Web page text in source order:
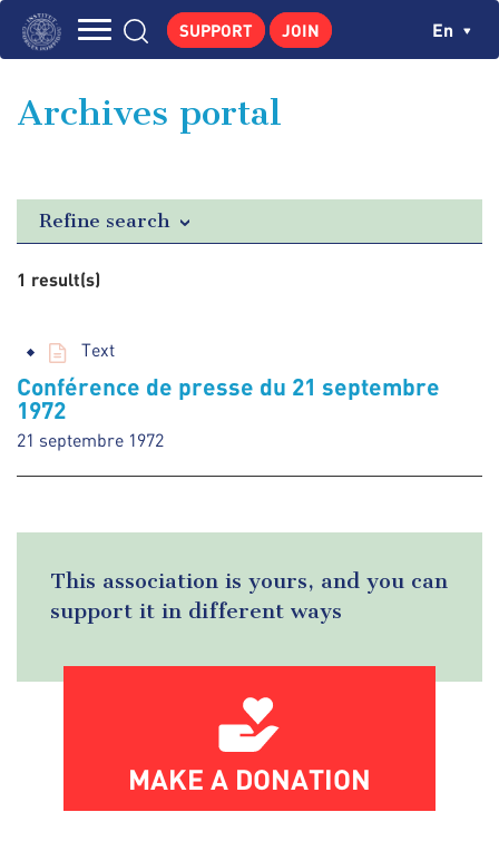
Skip
principale
GEORGES POMPIDOU
PUBLICATIONS
NEWS
SUPPORT JOIN En
Archives portal
Refine search
1 result(s)
Text
Conférence de presse du 21 septembre
1972
21 septembre 1972
This association is yours, and you can
support it in different ways
MAKE A DONATION
Cookies management panel